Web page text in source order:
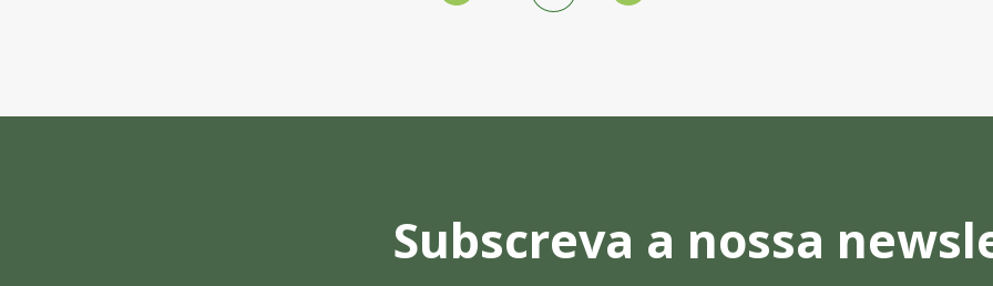
Subscreva a nossa